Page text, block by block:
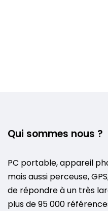
Qui sommes nous ?
PC portable, appareil
mais aussi perceuse,
de répondre à un très
plus de 95 000